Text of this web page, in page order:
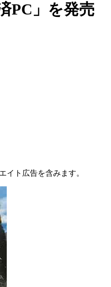
PC」を発売
イト広告を含みます。